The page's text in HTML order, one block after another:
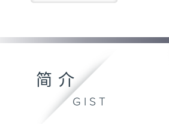
简介
GIST